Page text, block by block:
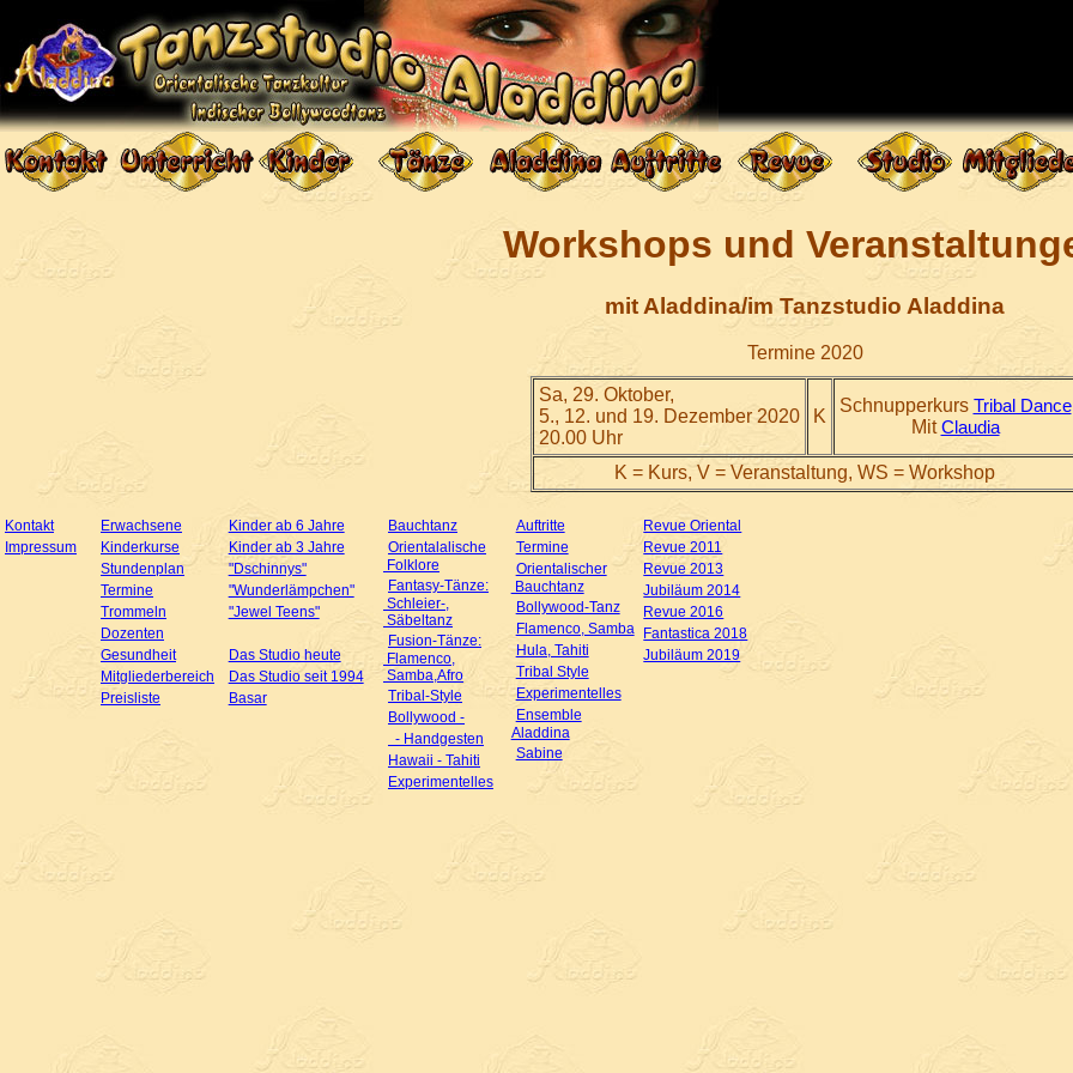
Workshops und
mit Aladdina/im Tanzstudio Aladdina
Termine 2020
Sa, 29. Oktober,
5., 12. und 19. Dezember 2020
20.00 Uhr
K
Schnupperkurs Tribal Dance
MitClaudia
K = Kurs, V = Veranstaltung, WS = Workshop
Kontakt
Impressum
Erwachsene
Kinderkurse
Stundenplan
Termine
Trommeln
Dozenten
Gesundheit
Mitgliederbereich
Preisliste
Kinder ab 6 Jahre
Kinder ab 3 Jahre
"Dschinnys"
"Wunderlämpchen"
"Jewel Teens"
Das Studio heute
Das Studio seit 1994
Basar
Bauchtanz
Orientalalische
Folklore
Fantasy-Tänze:
Schleier-,
Säbeltanz
Fusion-Tänze:
Flamenco,
Samba,Afro
Tribal-Style
Bollywood -
- Handgesten
Hawaii - Tahiti
Experimentelles
Auftritte
Termine
Orientalischer
Bauchtanz
Bollywood-Tanz
Flamenco, Samba
Hula, Tahiti
Tribal Style
Experimentelles
Ensemble
Aladdina
Sabine
Revue Oriental
Revue 2011
Revue 2013
Jubiläum 2014
Revue 2016
Fantastica 2018
Jubiläum 2019